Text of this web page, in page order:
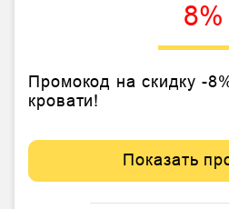
8%
Промокод на скидку -
кровати!
Показать